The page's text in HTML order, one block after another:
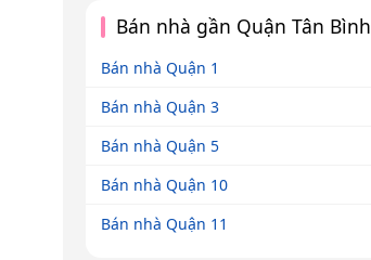
Bán nhà gần Quận Tân Bình
Bán nhà Quận 1
Bán nhà Quận 3
Bán nhà Quận 5
Bán nhà Quận 10
Bán nhà Quận 11